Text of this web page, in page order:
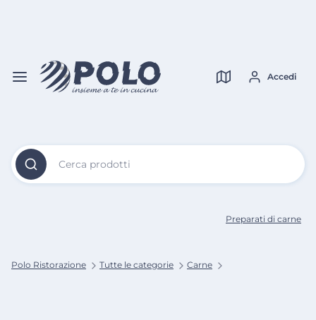
Cerca prodotti
Accedi
Polo Ristorazione Tutte le categorie Carne
Preparati di carne